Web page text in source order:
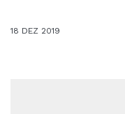
18 DEZ 2019